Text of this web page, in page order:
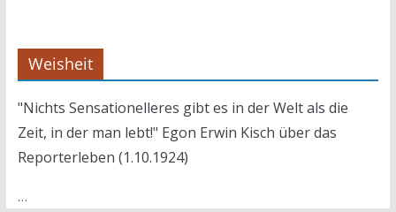
Weisheit
"Nichts Sensationelleres gibt es in der Welt als die
Zeit, in der man lebt!" Egon Erwin Kisch über das
Reporterleben (1.10.1924)
…